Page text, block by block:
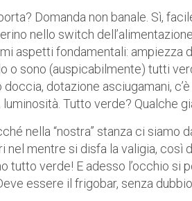
Domanda non banale. Sì,
nello switch
aspetti fondamentali: ampiezza
o sono (auspicabilmente) tutti
doccia, dotazione asciugamani,
luminosità. Tutto verde? Qualche
nella “nostra” stanza ci
nel mentre si disfa la valigia,
tutto verde! E adesso l’occhio si
essere il frigobar, senza